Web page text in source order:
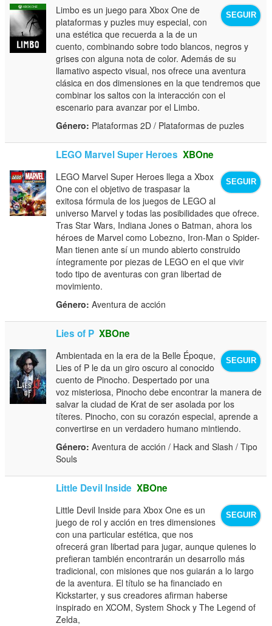
SEGUIR
Limbo es un juego para Xbox One de
plataformas y puzles muy especial, con
una estética que recuerda a la de un
cuento, combinando sobre todo blancos, negros y
grises con alguna nota de color. Además de su
llamativo aspecto visual, nos ofrece una aventura
clásica en dos dimensiones en la que tendremos que
combinar los saltos con la interacción con el
escenario para avanzar por el Limbo.
Género: Plataformas 2D / Plataformas de puzles
LEGO Marvel Super Heroes XBOne
SEGUIR
LEGO Marvel Super Heroes llega a Xbox
One con el objetivo de traspasar la
exitosa fórmula de los juegos de LEGO al
universo Marvel y todas las posibilidades que ofrece.
Tras Star Wars, Indiana Jones o Batman, ahora los
héroes de Marvel como Lobezno, Iron-Man o Spider-
Man tienen ante sí un mundo abierto construido
íntegramente por piezas de LEGO en el que vivir
todo tipo de aventuras con gran libertad de
movimiento.
Género: Aventura de acción
Lies of P XBOne
SEGUIR
Ambientada en la era de la Belle Époque,
Lies of P le da un giro oscuro al conocido
cuento de Pinocho. Despertado por una
voz misteriosa, Pinocho debe encontrar la manera de
salvar la ciudad de Krat de ser asolada por los
títeres. Pinocho, con su corazón especial, aprende a
convertirse en un verdadero humano mintiendo.
Género: Aventura de acción / Hack and Slash / Tipo
Souls
Little Devil Inside XBOne
SEGUIR
Little Devil Inside para Xbox One es un
juego de rol y acción en tres dimensiones
con una particular estética, que nos
ofrecerá gran libertad para jugar, aunque quienes lo
prefieran también encontrarán un desarrollo más
tradicional, con misiones que nos guiarán a lo largo
de la aventura. El título se ha financiado en
Kickstarter, y sus creadores afirman haberse
inspirado en XCOM, System Shock y The Legend of
Zelda,